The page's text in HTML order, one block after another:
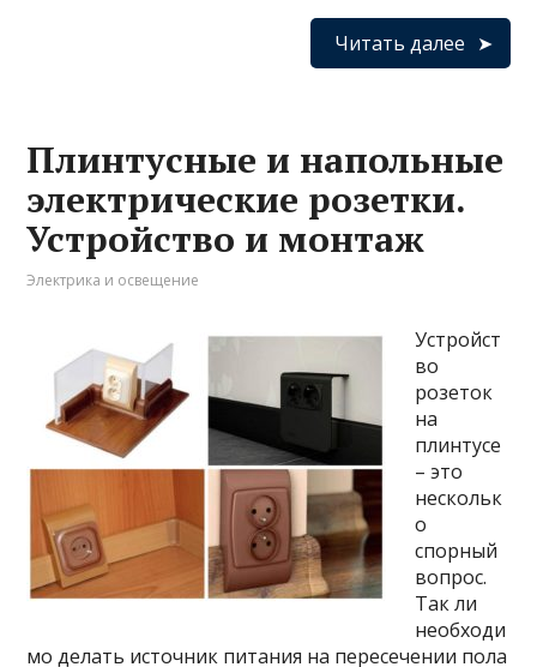
Читать далее
Плинтусные и напольные
электрические розетки.
Устройство и монтаж
Электрика и освещение
Устройст
во
розеток
на
плинтусе
– это
нескольк
о
спорный
вопрос.
Так ли
необходи
мо делать источник питания на пересечении пола